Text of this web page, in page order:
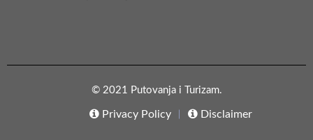
© 2021 Putovanja i Turizam.
Privacy Policy Disclaimer